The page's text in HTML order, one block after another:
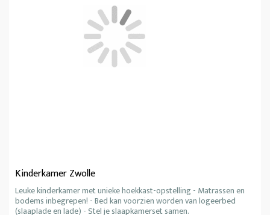
Kinderkamer Zwolle
Leuke kinderkamer met unieke hoekkast-opstelling - Matrassen en
bodems inbegrepen! - Bed kan voorzien worden van logeerbed
(slaaplade en lade) - Stel je slaapkamerset samen.